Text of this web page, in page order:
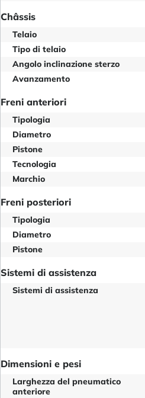
Châssis
Telaio
Tipo di telaio
Angolo inclinazione sterzo
Avanzamento
Freni anteriori
Tipologia
Diametro
Pistone
Tecnologia
Marchio
Freni posteriori
Tipologia
Diametro
Pistone
Sistemi di assistenza
Sistemi di assistenza
Dimensioni e pesi
Larghezza del pneumatico
anteriore